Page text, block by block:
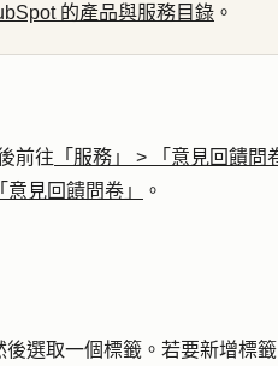
的產品與服務目錄 。
前往 「服務」 > 「意見回饋問
「意見回饋問卷」 。
後選取一個標籤 。若要新增標